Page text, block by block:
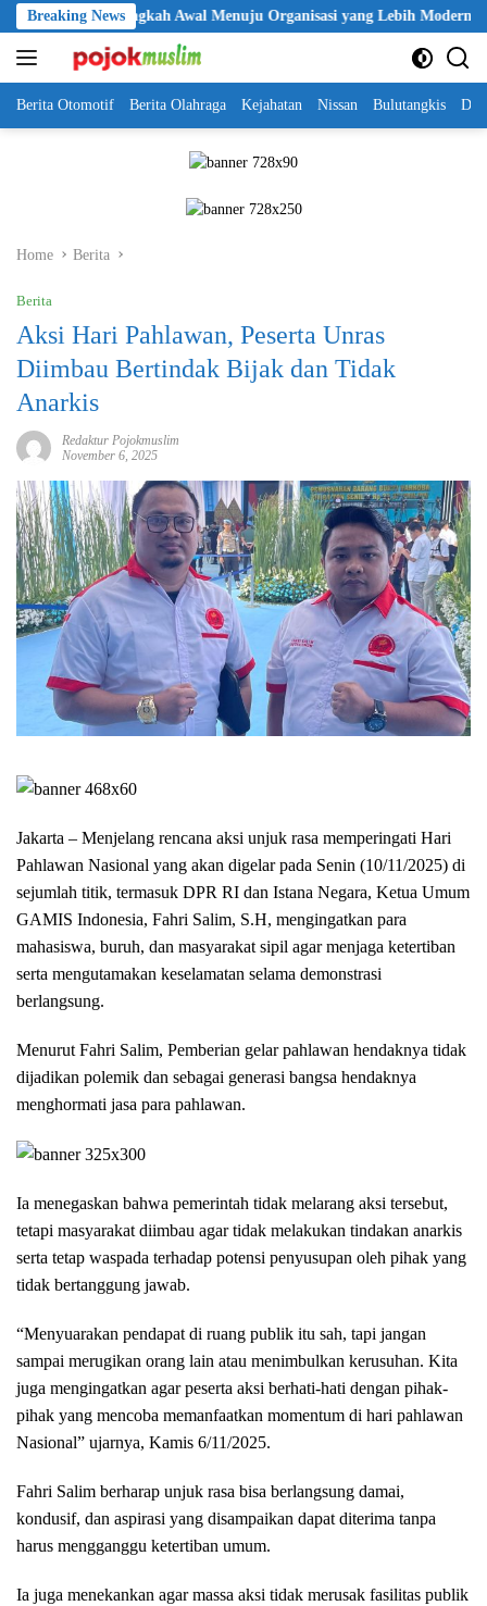
Skip
to
content
Breaking News
Jadi Langkah Awal Menuju Organisasi yang Lebih Modern
Berita Otomotif Berita Olahraga Kejahatan Nissan Bulutangkis
Home Berita
Berita
Aksi Hari Pahlawan, Peserta Unras
Diimbau Bertindak Bijak dan Tidak
Anarkis
Redaktur Pojokmuslim
November 6, 2025
Jakarta – Menjelang rencana aksi unjuk rasa memperingati Hari
Pahlawan Nasional yang akan digelar pada Senin (10/11/2025) di
sejumlah titik, termasuk DPR RI dan Istana Negara, Ketua Umum
GAMIS Indonesia, Fahri Salim, S.H, mengingatkan para
mahasiswa, buruh, dan masyarakat sipil agar menjaga ketertiban
serta mengutamakan keselamatan selama demonstrasi
berlangsung.
Menurut Fahri Salim, Pemberian gelar pahlawan hendaknya tidak
dijadikan polemik dan sebagai generasi bangsa hendaknya
menghormati jasa para pahlawan.
Ia menegaskan bahwa pemerintah tidak melarang aksi tersebut,
tetapi masyarakat diimbau agar tidak melakukan tindakan anarkis
serta tetap waspada terhadap potensi penyusupan oleh pihak yang
tidak bertanggung jawab.
“Menyuarakan pendapat di ruang publik itu sah, tapi jangan
sampai merugikan orang lain atau menimbulkan kerusuhan. Kita
juga mengingatkan agar peserta aksi berhati-hati dengan pihak-
pihak yang mencoba memanfaatkan momentum di hari pahlawan
Nasional” ujarnya, Kamis 6/11/2025.
Fahri Salim berharap unjuk rasa bisa berlangsung damai,
kondusif, dan aspirasi yang disampaikan dapat diterima tanpa
harus mengganggu ketertiban umum.
Ia juga menekankan agar massa aksi tidak merusak fasilitas publik